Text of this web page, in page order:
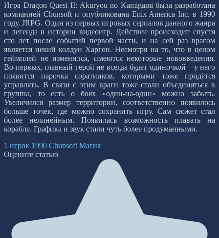
Игра Dragon Quest II: Akuryou no Kamigami была разработана
компанией Chunsoft и опубликована Enix America Inc. в 1990
году. JRPG. Один из первых игровых сериалов данного жанра
и легенда в истории видеоигр. Действие происходит спустя
сто лет после событий первой части, и на сей раз врагом
является некий колдун Харгон. Несмотря на то, что в целом
геймплей не изменился, имеются некоторые нововведения.
Во-первых, главный герой не всегда будет одиночкой – у него
появится парочка соратников, которыми тоже придётся
управлять. В связи с этим враги тоже стали объединяться в
группы, то есть о боях «один-на-один» можно забыть.
Увеличился размер территории, соответственно появилось
больше точек, где можно сохранить игру. Сам сюжет стал
более нелинейным. Появилась возможность плавать на
корабле. Графика и звук стали чуть более продуманными.
1 игрок 1990 Chunsoft Магия
Оцените статью